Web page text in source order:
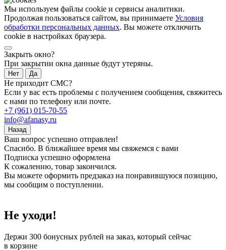
Мы используем файлы cookie и сервисы аналитики.
Продолжая пользоваться сайтом, вы принимаете Условия
обработки персональных данных. Вы можете отключить
cookie в настройках браузера.
Закрыть окно?
При закрытии окна данные будут утеряны.
Нет Да
Не приходит СМС?
Если у вас есть проблемы с получением сообщения, свяжитесь
с нами по телефону или почте.
+7 (961) 015-70-55
info@afanasy.ru
Назад
Ваш вопрос успешно отправлен!
Спасибо. В ближайшее время мы свяжемся с вами
Подписка успешно оформлена
К сожалению, товар закончился.
Вы можете оформить предзаказ на понравившуюся позицию,
мы сообщим о поступлении.
Не уходи!
Держи 300 бонусных рублей на заказ, который сейчас
в корзине